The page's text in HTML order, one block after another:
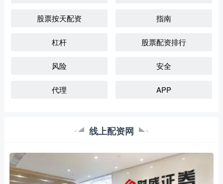
股票按天配资 指南
杠杆 股票配资排行
风险 安全
代理 APP
线上配资网